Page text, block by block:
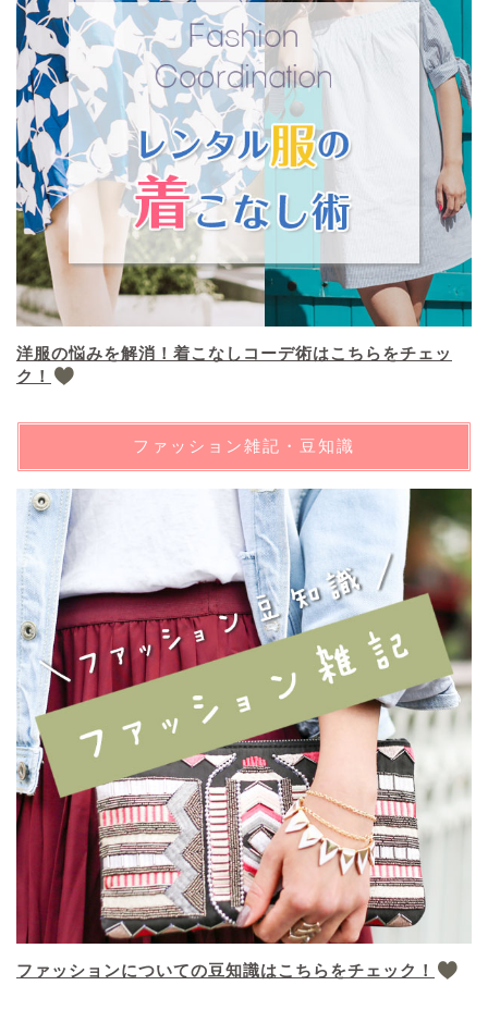
洋服の悩みを解消！着こなしコーデ術はこちらをチェッ
ク！
ファッション雑記・豆知識
ファッションについての豆知識はこちらをチェック！